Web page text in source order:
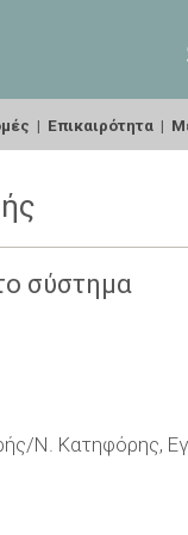
| Επικαιρότητα |
σύστημα
Ν. Κατηφόρης,